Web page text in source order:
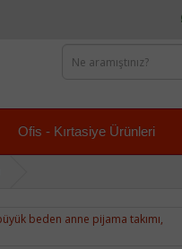
Ofis - Kırtasiye Ürünleri